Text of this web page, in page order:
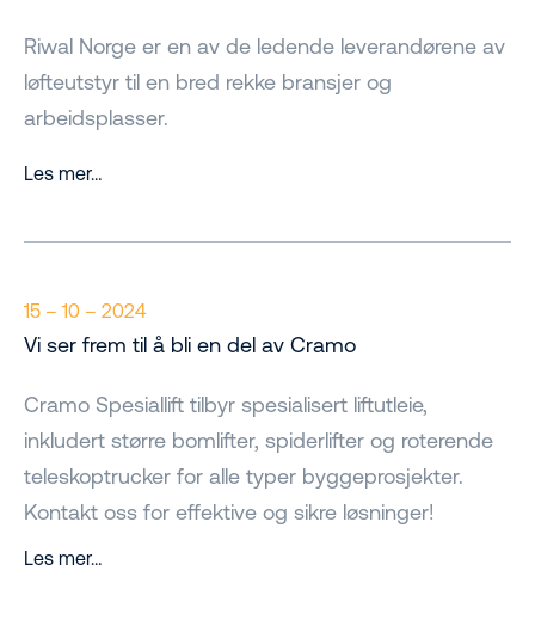
Riwal Norge er en av de ledende leverandørene av
løfteutstyr til en bred rekke bransjer og
arbeidsplasser.
Les mer…
15 – 10 – 2024
Vi ser frem til å bli en del av Cramo
Cramo Spesiallift tilbyr spesialisert liftutleie,
inkludert større bomlifter, spiderlifter og roterende
teleskoptrucker for alle typer byggeprosjekter.
Kontakt oss for effektive og sikre løsninger!
Les mer…